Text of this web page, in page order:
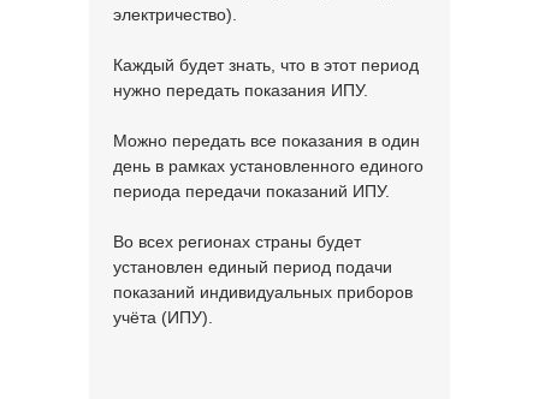
электричество).
Каждый будет знать, что в этот период
нужно передать показания ИПУ.
Можно передать все показания в один
день в рамках установленного единого
периода передачи показаний ИПУ.
Во всех регионах страны будет
установлен единый период подачи
показаний индивидуальных приборов
учёта (ИПУ).